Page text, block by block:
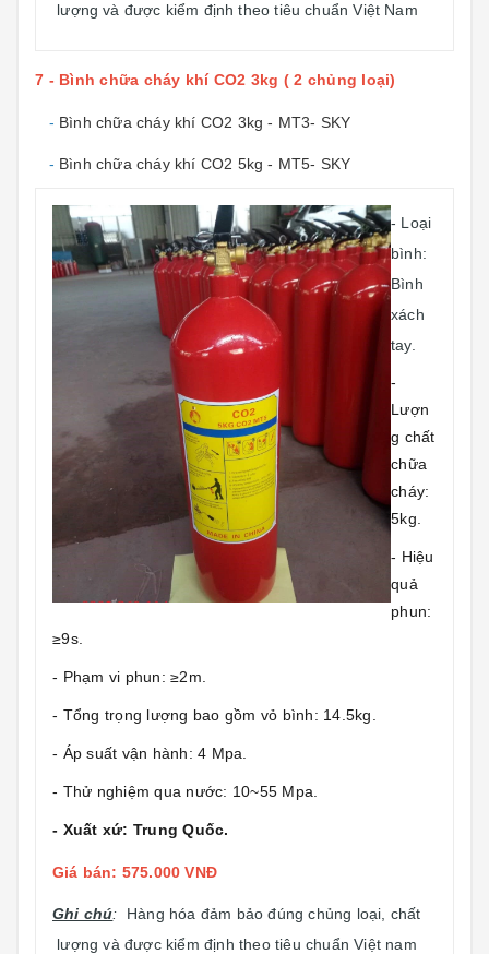
lượng và được kiểm định theo tiêu chuẩn Việt Nam
7 - Bình chữa cháy khí CO2 3kg ( 2 chủng loại)
- Bình chữa cháy khí CO2 3kg - MT3- SKY
- Bình chữa cháy khí CO2 5kg - MT5- SKY
- Loại
bình:
Bình
xách
tay.
-
Lượn
g chất
chữa
cháy:
5kg.
- Hiệu
quả
phun:
≥9s.
- Phạm vi phun: ≥2m.
- Tổng trọng lượng bao gồm vỏ bình: 14.5kg.
- Áp suất vận hành: 4 Mpa.
- Thử nghiệm qua nước: 10~55 Mpa.
- Xuất xứ: Trung Quốc.
Giá bán: 575.000 VNĐ
Ghi chú: Hàng hóa đảm bảo đúng chủng loại, chất
lượng và được kiểm định theo tiêu chuẩn Việt nam